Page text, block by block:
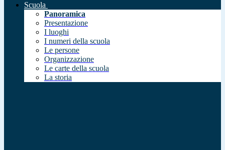
Scuola
Panoramica
Presentazione
I luoghi
I numeri della scuola
Le persone
Organizzazione
Le carte della scuola
La storia